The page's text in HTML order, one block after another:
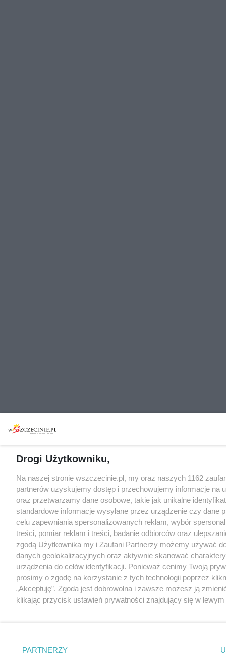
Drogi Użytkowniku,
Na naszej stronie wszczecinie.pl, my oraz naszych 1162
partnerów uzyskujemy dostęp i przechowujemy informacje na
oraz przetwarzamy dane osobowe, takie jak unikalne
standardowe informacje wysyłane przez urządzenie czy dane
celu zapewniania spersonalizowanych reklam, wybór
treści, pomiar reklam i treści, badanie odbiorców oraz
zgodą Użytkownika my i Zaufani Partnerzy możemy używać
danych geolokalizacyjnych oraz aktywnie skanować
urządzenia do celów identyfikacji. Ponieważ cenimy Twoją
prosimy o zgodę na korzystanie z tych technologii poprzez
„Akceptuję”. Zgoda jest dobrowolna i zawsze możesz ją
klikając przycisk ustawień prywatności znajdujący się w
Zapoznaj się z poniższymi informacjami, abyś mógł
PARTNERZY